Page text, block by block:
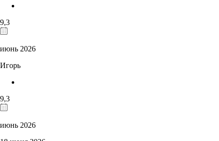
9,3
июнь 2026
Игорь
9,3
июнь 2026